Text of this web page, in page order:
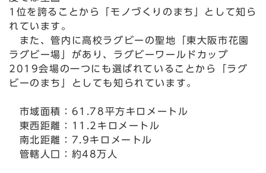
1位を誇ることから「モノづくりのまち」として知ら
れています。
また、管内に高校ラグビーの聖地「東大阪市花園
ラグビー場」があり、ラグビーワールドカップ
2019会場の一つにも選ばれていることから「ラグ
ビーのまち」としても知られています。
市域面積：61.78平方キロメートル
東西距離：11.2キロメートル
南北距離：7.9キロメートル
管轄人口：約48万人